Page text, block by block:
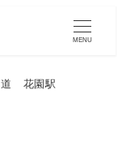
MENU
道 花園駅